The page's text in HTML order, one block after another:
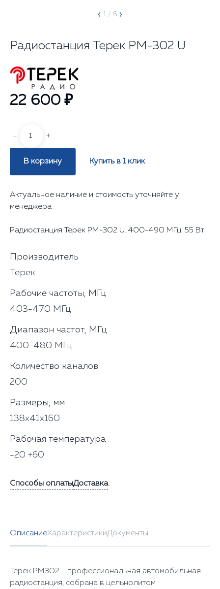
‹ 1 / 6 ›
Радиостанция Терек РМ-302 U
22 600 ₽
- +
В корзину Купить в 1 клик
Актуальное наличие и стоимость уточняйте у
менеджера
Радиостанция Терек РМ-302 U. 400-490 МГц. 55 Вт
Производитель
Терек
Рабочие частоты, МГц
403-470 МГц
Диапазон частот, МГц
400-480 МГц
Количество каналов
200
Размеры, мм
138x41x160
Рабочая температура
-20 +60
Способы оплатыДоставка
ОписаниеХарактеристикиДокументы
Терек РМ302 - профессиональная автомобильная
радиостанция, собрана в цельнолитом